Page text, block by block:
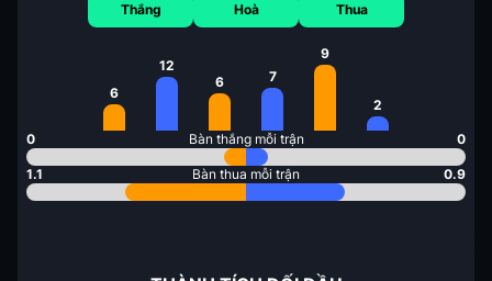
Thắng
6
12
Hoà
6 7
Thua
9
2
0 Bàn thắng mỗi trận 0
1.1 Bàn thua mỗi trận 0.9